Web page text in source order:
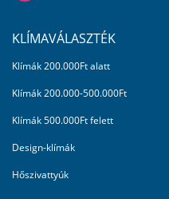
KLÍMAVÁLASZTÉK
Klímák 200.000Ft alatt
Klímák 200.000-500.000Ft
Klímák 500.000Ft felett
Design-klímák
Hőszivattyúk